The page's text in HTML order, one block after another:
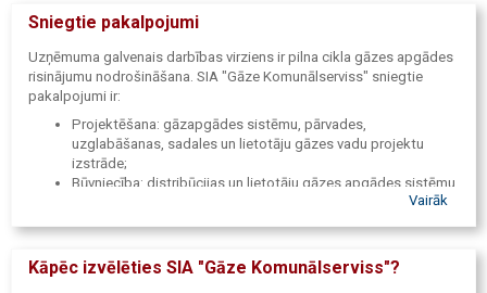
Sniegtie pakalpojumi
Uzņēmuma galvenais darbības virziens ir pilna cikla gāzes apgādes
risinājumu nodrošināšana. SIA "Gāze Komunālserviss" sniegtie
pakalpojumi ir:
Projektēšana: gāzapgādes sistēmu, pārvades,
uzglabāšanas, sadales un lietotāju gāzes vadu projektu
izstrāde;
Būvniecība: distribūcijas un lietotāju gāzes apgādes sistēmu
Vairāk
Kāpēc izvēlēties SIA "Gāze Komunālserviss"?